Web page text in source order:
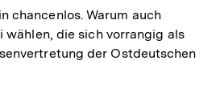
chancenlos. Warum auch
wählen, die sich vorrangig als
der Ostdeutschen